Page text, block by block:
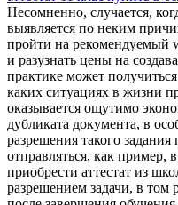
Несомненно, случается,
выявляется по неким
пройти на рекомендуемый
и разузнать цены на
практике может
каких ситуациях в жизни
оказывается ощутимо
дубликата документа, в
разрешения такого
отправляться, как пример,
приобрести аттестат из
разрешением задачи, в том